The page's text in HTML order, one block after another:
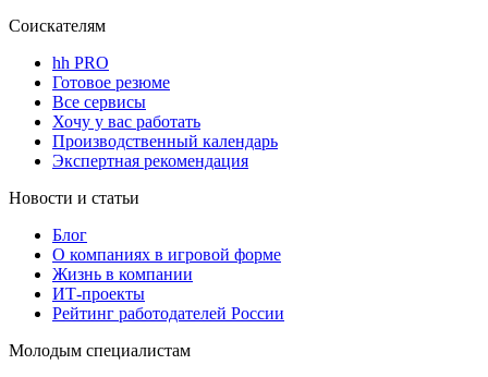
Соискателям
hh PRO
Готовое резюме
Все сервисы
Хочу у вас работать
Производственный календарь
Экспертная рекомендация
Новости и статьи
Блог
О компаниях в игровой форме
Жизнь в компании
ИТ-проекты
Рейтинг работодателей России
Молодым специалистам